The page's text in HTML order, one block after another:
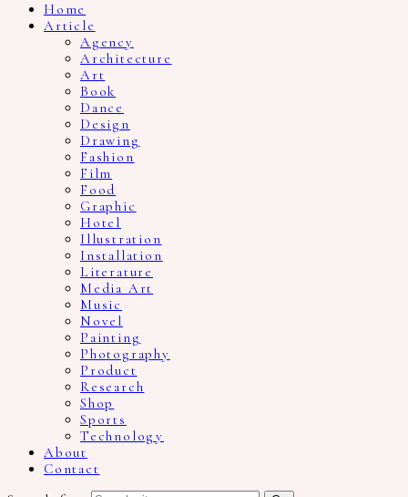
Home
Article
Agency
Architecture
Art
Book
Dance
Design
Drawing
Fashion
Film
Food
Graphic
Hotel
Illustration
Installation
Literature
Media Art
Music
Novel
Painting
Photography
Product
Research
Shop
Sports
Technology
About
Contact